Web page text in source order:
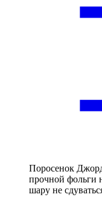
Поросенок
прочной фольги
шару не